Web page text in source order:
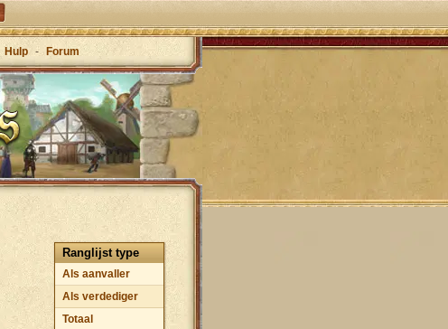
Hulp - Forum
Ranglijst type
Als aanvaller
Als verdediger
Totaal